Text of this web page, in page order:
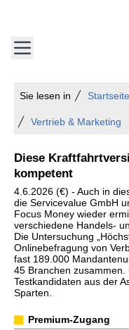
Sie lesen in Startseite
Vertrieb & Marketing
Diese
kompetent
4.6.2026 (€) - Auch in
die Servicevalue GmbH
Focus Money wieder
verschiedene Handels-
Die Untersuchung
Onlinebefragung von
fast 189.000
45 Branchen
Testkandidaten aus der
Sparten.
Premium-Zugang